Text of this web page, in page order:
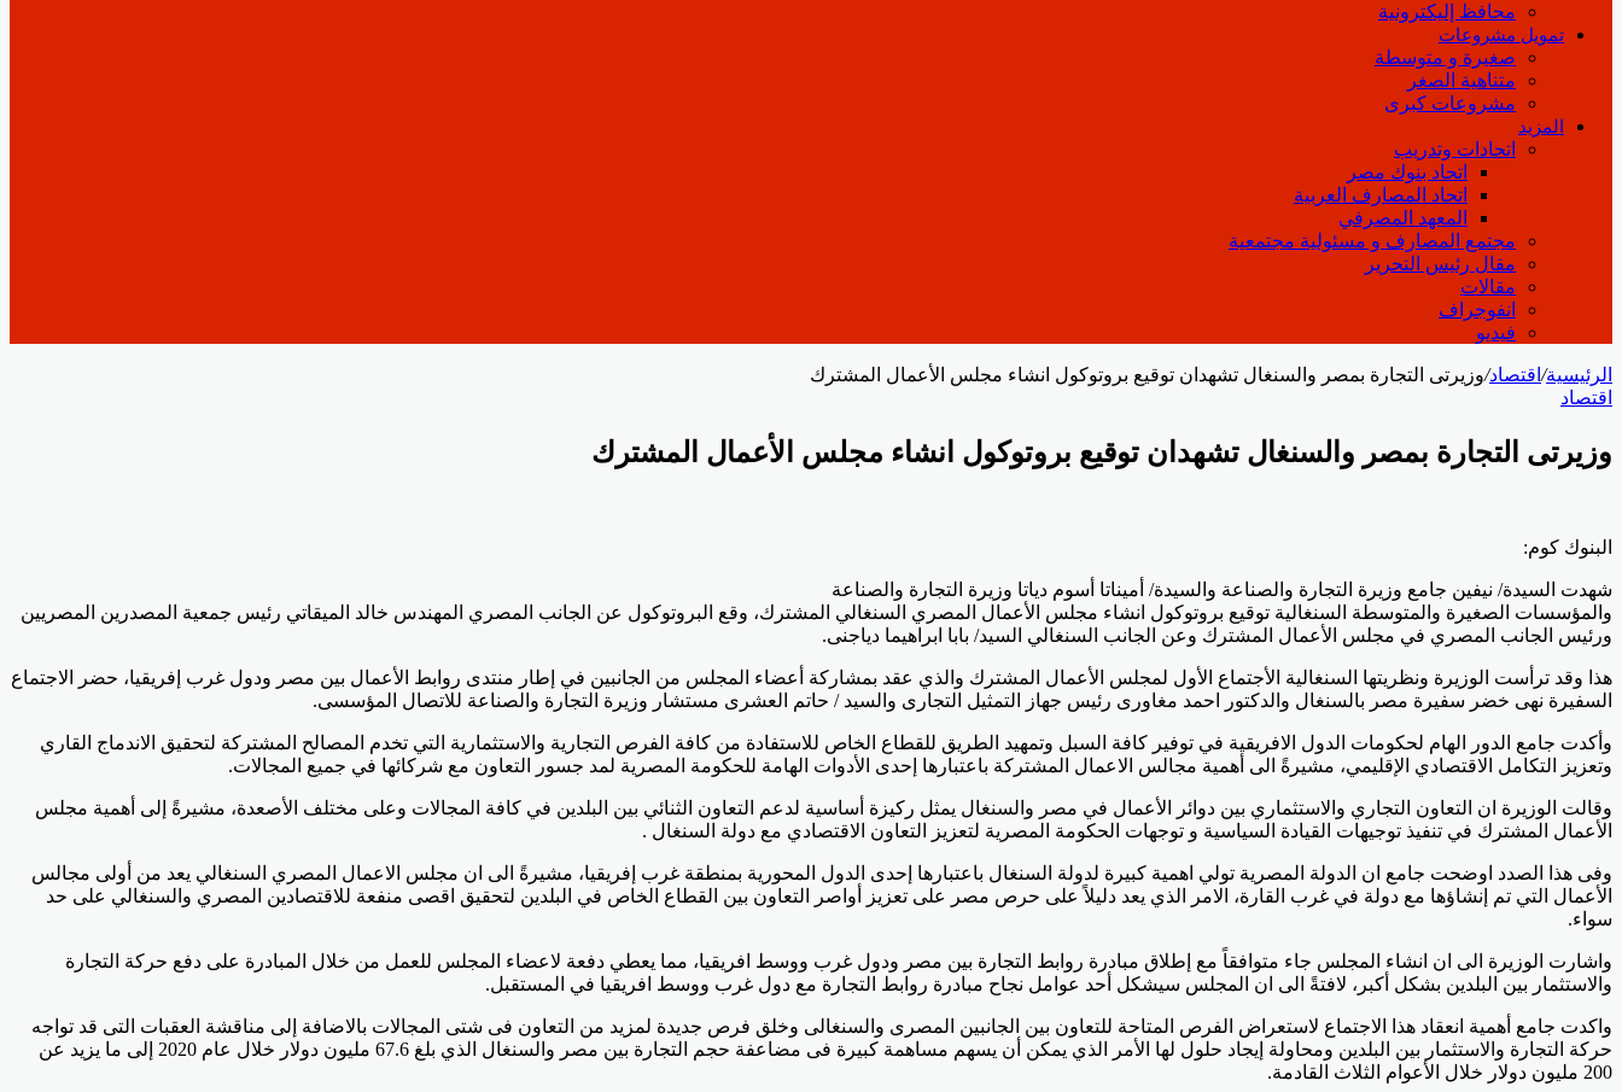
محافظ إليكترونية
تمويل مشروعات
صغيرة و متوسطة
متناهية الصغر
مشروعات كبرى
المزيد
اتحادات وتدريب
اتحاد بنوك مصر
اتحاد المصارف العربية
المعهد المصرفي
مجتمع المصارف و مسئولية مجتمعية
مقال رئيس التحرير
مقالات
انفوجراف
فيديو
الرئيسية/ اقتصاد/وزيرتى التجارة بمصر والسنغال تشهدان توقيع بروتوكول انشاء مجلس الأعمال المشترك
اقتصاد
وزيرتى التجارة بمصر والسنغال تشهدان توقيع بروتوكول انشاء مجلس الأعمال المشترك
البنوك كوم:
شهدت السيدة/ نيفين جامع وزيرة التجارة والصناعة والسيدة/ أميناتا أسوم دياتا وزيرة التجارة والصناعة
والمؤسسات الصغيرة والمتوسطة السنغالية توقيع بروتوكول انشاء مجلس الأعمال المصري السنغالي المشترك، وقع البروتوكول عن الجانب المصري المهندس خالد الميقاتي رئيس جمعية المصدرين المصريين
‏ورئيس الجانب المصري في مجلس الأعمال المشترك وعن الجانب السنغالي السيد/ بابا ابراهيما دياجنى.
هذا وقد ترأست الوزيرة ونظريتها السنغالية الأجتماع الأول لمجلس الأعمال المشترك والذي عقد بمشاركة أعضاء ‏المجلس من الجانبين في إطار منتدى روابط الأعمال بين مصر ودول غرب إفريقيا، حضر الاجتماع
السفيرة نهى خضر سفيرة مصر بالسنغال والدكتور احمد مغاورى رئيس جهاز التمثيل التجارى والسيد / حاتم العشرى مستشار وزيرة التجارة والصناعة للاتصال المؤسسى.
وأكدت جامع الدور الهام لحكومات الدول الافريقية في توفير كافة السبل وتمهيد الطريق للقطاع الخاص للاستفادة من كافة الفرص التجارية والاستثمارية التي تخدم المصالح المشتركة لتحقيق الاندماج القاري
وتعزيز التكامل الاقتصادي الإقليمي، مشيرةً الى أهمية مجالس الاعمال المشتركة باعتبارها إحدى الأدوات الهامة للحكومة المصرية لمد جسور التعاون مع شركائها في جميع المجالات.
وقالت الوزيرة ان التعاون التجاري والاستثماري بين دوائر الأعمال في مصر والسنغال يمثل ركيزة أساسية لدعم التعاون الثنائي بين البلدين ‏في كافة المجالات وعلى مختلف الأصعدة، مشيرةً إلى أهمية مجلس
الأعمال المشترك في تنفيذ توجيهات القيادة السياسية و توجهات الحكومة المصرية لتعزيز التعاون الاقتصادي مع دولة السنغال .
وفى هذا الصدد اوضحت جامع ان الدولة المصرية تولي اهمية كبيرة لدولة السنغال باعتبارها إحدى الدول المحورية بمنطقة غرب إفريقيا، مشيرةً الى ان مجلس الاعمال المصري السنغالي يعد من أولى مجالس
الأعمال التي تم إنشاؤها مع دولة في غرب القارة، الامر الذي يعد دليلاً على حرص مصر على تعزيز أواصر التعاون بين القطاع الخاص في البلدين لتحقيق اقصى منفعة للاقتصادين المصري والسنغالي على حد
سواء.
واشارت الوزيرة الى ان انشاء المجلس جاء متوافقاً مع إطلاق مبادرة روابط التجارة بين مصر ودول غرب ووسط افريقيا، مما يعطي دفعة لاعضاء المجلس للعمل من خلال المبادرة على دفع حركة التجارة
والاستثمار بين البلدين بشكل أكبر، لافتةً الى ان المجلس سيشكل أحد عوامل نجاح مبادرة روابط التجارة مع دول غرب ووسط افريقيا في المستقبل.
واكدت جامع أهمية انعقاد هذا الاجتماع لاستعراض الفرص المتاحة للتعاون بين الجانبين المصرى والسنغالى وخلق فرص جديدة لمزيد من التعاون فى شتى المجالات بالاضافة إلى مناقشة العقبات التى قد تواجه
حركة التجارة والاستثمار بين البلدين ومحاولة إيجاد حلول لها الأمر الذي يمكن أن يسهم مساهمة كبيرة فى مضاعفة حجم التجارة بين مصر والسنغال الذي بلغ 67.6 مليون دولار خلال عام 2020 إلى ما يزيد عن
200 مليون دولار خلال الأعوام الثلاث القادمة.